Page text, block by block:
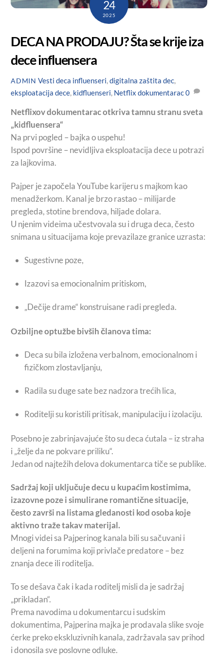
24
2025
DECA NA PRODAJU? Šta se krije iza
dece influensera
ADMIN Vesti deca influenseri digitalna zaštita dec,
eksploatacija dece kidfluenseri Netflix dokumentarac0
Netflixov dokumentarac otkriva tamnu stranu sveta
„kidfluensera“
Na prvi pogled – bajka o uspehu!
Ispod površine – nevidljiva eksploatacija dece u potrazi
za lajkovima.
Pajper je započela YouTube karijeru s majkom kao
menadžerkom. Kanal je brzo rastao – milijarde
pregleda, stotine brendova, hiljade dolara.
U njenim videima učestvovala su i druga deca, često
snimana u situacijama koje prevazilaze granice uzrasta:
Sugestivne poze,
Izazovi sa emocionalnim pritiskom,
„Dečije drame“ konstruisane radi pregleda.
Ozbiljne optužbe bivših članova tima:
Deca su bila izložena verbalnom, emocionalnom i
fizičkom zlostavljanju,
Radila su duge sate bez nadzora trećih lica,
Roditelji su koristili pritisak, manipulaciju i izolaciju.
Posebno je zabrinjavajuće što su deca ćutala – iz straha
i „želje da ne pokvare priliku“.
Jedan od najtežih delova dokumentarca tiče se publike.
Sadržaj koji uključuje decu u kupaćim kostimima,
izazovne poze i simulirane romantične situacije,
često završi na listama gledanosti kod osoba koje
aktivno traže takav materijal.
Mnogi videi sa Pajperinog kanala bili su sačuvani i
deljeni na forumima koji privlače predatore – bez
znanja dece ili roditelja.
To se dešava čak i kada roditelj misli da je sadržaj
„prikladan“.
Prema navodima u dokumentarcu i sudskim
dokumentima, Pajperina majka je prodavala slike svoje
ćerke preko ekskluzivnih kanala, zadržavala sav prihod
i donosila sve poslovne odluke.